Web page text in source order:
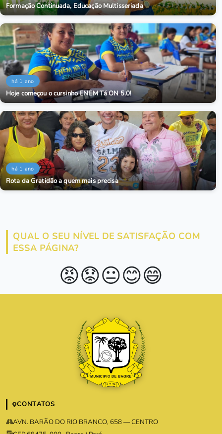
Formação Continuada, Educação Multisseriada
há 1 ano
Hoje começou o cursinho ENEM Tá ON 5.0!
há 1 ano
Rota da Gratidão a quem mais precisa
QUAL O SEU NÍVEL DE SATISFAÇÃO COM
ESSA PÁGINA?
😡😟😐😊😄
CONTATOS
AVN. BARÃO DO RIO BRANCO, 658 — CENTRO